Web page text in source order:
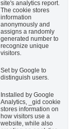
site's analytics report.
The cookie stores
information
anonymously and
assigns a randomly
generated number to
recognize unique
visitors.
Set by Google to
distinguish users.
Installed by Google
Analytics, _gid cookie
stores information on
how visitors use a
website, while also